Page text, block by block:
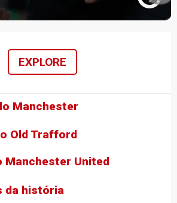
EXPLORE
Old Trafford
Manchester United
da história
Manchester